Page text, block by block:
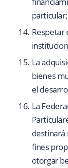
particular;
Respetar
La
bienes
el
La
destinará
fines
otorgar